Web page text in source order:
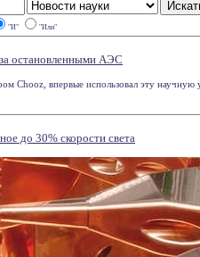
"И" "Или"
остановленными АЭС
Chooz, впервые использовал эту научную
до 30% скорости света